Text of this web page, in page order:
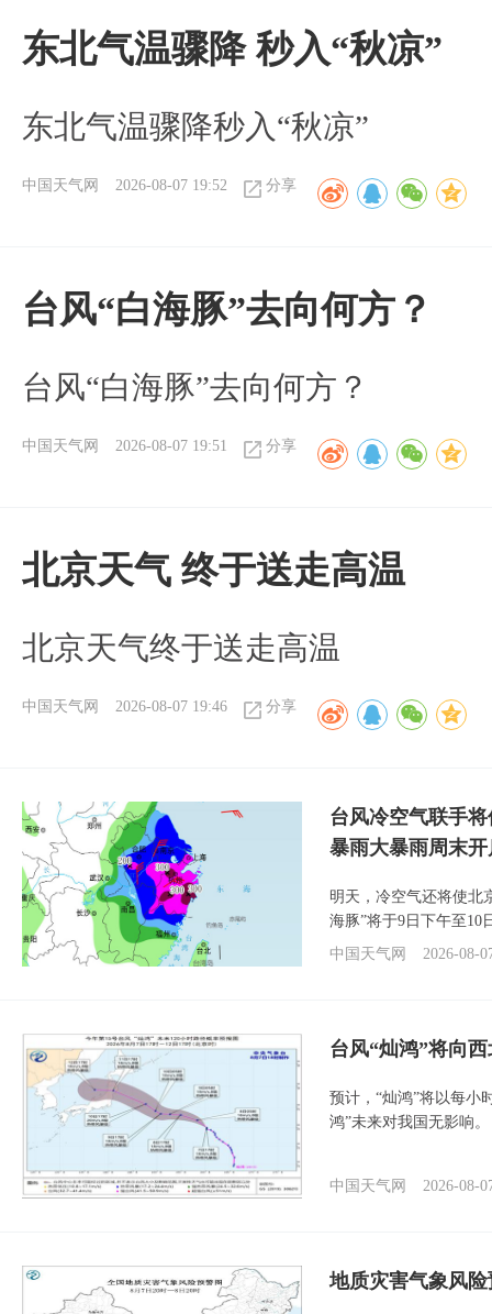
东北气温骤降 秒入“秋凉”
东北气温骤降秒入“秋凉”
中国天气网 2026-08-07 19:52 分享
台风“白海豚”去向何方？
台风“白海豚”去向何方？
中国天气网 2026-08-07 19:51 分享
北京天气 终于送走高温
北京天气终于送走高温
中国天气网 2026-08-07 19:46 分享
台风冷空气联手
暴雨大暴雨周末开
明天，冷空气还将使北
海豚”将于9日下午至10
中国天气网
2026-08-
台风“灿鸿”将向
预计，“灿鸿”将以每小
鸿”未来对我国无影响。
中国天气网 2026-08-
地质灾害气象风